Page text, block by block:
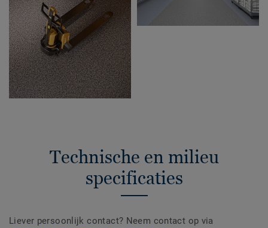
Technische en milieu
specificaties
Liever persoonlijk contact? Neem contact op via